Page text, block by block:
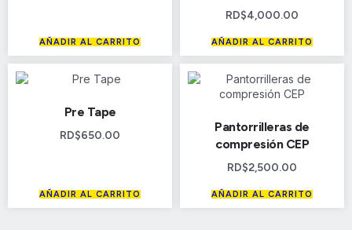
AÑADIR AL CARRITO
RD$4,000.00
AÑADIR AL CARRITO
Pre Tape
RD$650.00
AÑADIR AL CARRITO
Pantorrilleras de
compresión CEP
RD$2,500.00
AÑADIR AL CARRITO